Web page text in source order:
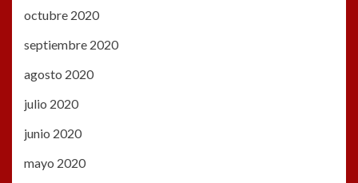
octubre 2020
septiembre 2020
agosto 2020
julio 2020
junio 2020
mayo 2020